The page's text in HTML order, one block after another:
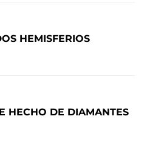
HEMISFERIOS
HECHO DE DIAMANTES